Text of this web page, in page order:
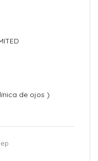
de ojos )